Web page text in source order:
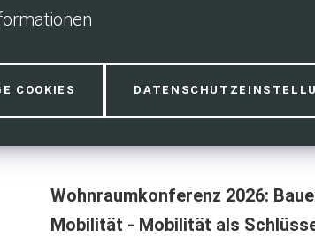
COOKIES
Wohnraumkonferenz 2026:
Mobilität - Mobilität als